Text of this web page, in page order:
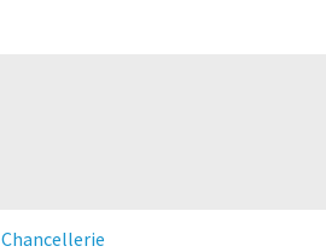
Chancellerie